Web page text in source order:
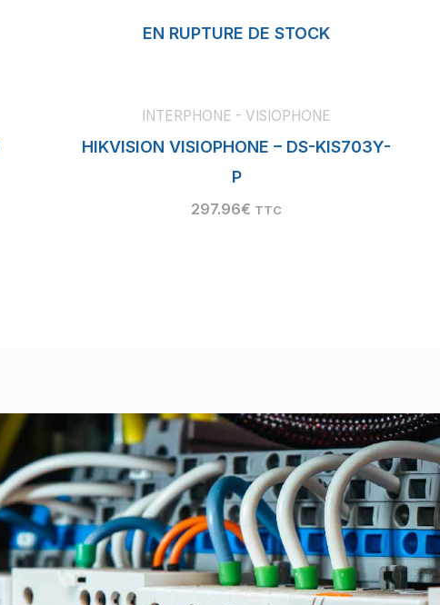
EN RUPTURE DE STOCK
INTERPHONE - VISIOPHONE
HIKVISION VISIOPHONE – DS-KIS703Y-
P
297.96€ TTC